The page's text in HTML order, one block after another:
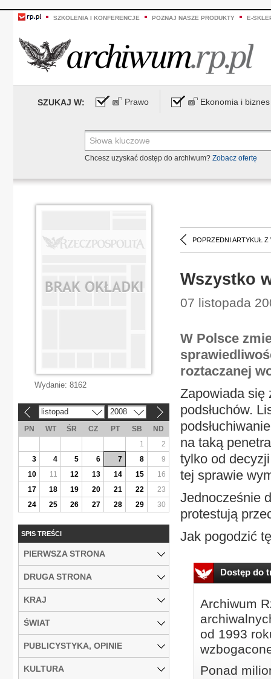
SZKOLENIA I KONFERENCJE POZNAJ NASZE PRODUKTY E-
SZUKAJ W: Prawo Ekonomia i biznes
Chcesz uzyskać dostęp do archiwum? Zobacz ofertę
POPRZEDNI ARTYKUŁ Z
Wszystko
07 listopada
W Polsce
roztaczanej
Zapowiada się
podsłuchów.
na taką
tylko od
tej sprawie
Jednocześnie
protestują
Jak pogodzić
Dostęp do
Archiwum
od 1993
Ponad
Wydanie: 8162
listopad 2008
PN WT ŚR CZ PT SB
ND
1
2
3
4 5 6 7 8
9
10
11 12 13 14 15
16
17
18 19 20 21 22
23
24
25 26 27 28 29 30
SPIS TREŚCI
PIERWSZA STRONA
DRUGA STRONA
KRAJ
ŚWIAT
PUBLICYSTYKA, OPINIE
KULTURA